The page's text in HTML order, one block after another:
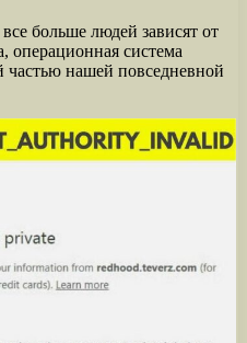
больше людей зависят от
операционная система
частью нашей повседневной